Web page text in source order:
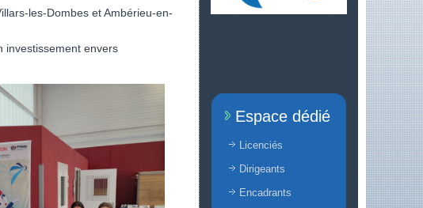
les-Dombes et Ambérieu-en-
investissement envers
Espace dédié
Licenciés
Dirigeants
Encadrants